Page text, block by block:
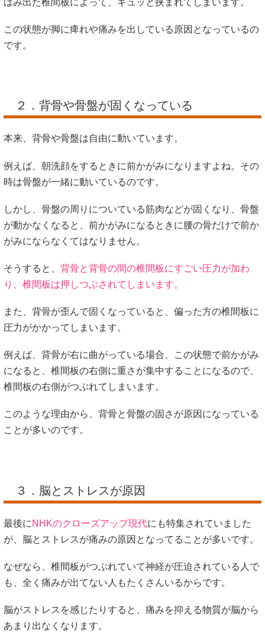
はみ出た椎間板によって、ギュッと挟まれてしまいます。
この状態が脚に痺れや痛みを出している原因となっているの
です。
２．背骨や骨盤が固くなっている
本来、背骨や骨盤は自由に動いています。
例えば、朝洗顔をするときに前かがみになりますよね。その
時は骨盤が一緒に動いているのです。
しかし、骨盤の周りについている筋肉などが固くなり、骨盤
が動かなくなると、前かがみになるときに腰の骨だけで前か
がみにならなくてはなりません。
そうすると、 背骨と背骨の間の椎間板にすごい圧力が加わ
り、椎間板は押しつぶされてしまいます。
また、背骨が歪んで固くなっていると、偏った方の椎間板に
圧力がかかってしまいます。
例えば、背骨が右に曲がっている場合、この状態で前かがみ
になると、椎間板の右側に重さが集中することになるので、
椎間板の右側がつぶれてしまいます。
このような理由から、背骨と骨盤の固さが原因になっている
ことが多いのです。
３．脳とストレスが原因
最後に NHKのクローズアップ現代にも特集されていました
が、脳とストレスが痛みの原因となってることが多いです。
なぜなら、椎間板がつぶれていて神経が圧迫されている人で
も、全く痛みが出てない人もたくさんいるからです。
脳がストレスを感じたりすると、痛みを抑える物質が脳から
あまり出なくなります。